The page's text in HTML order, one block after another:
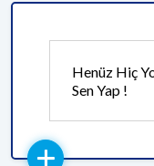
Henüz Hiç
Sen Yap !